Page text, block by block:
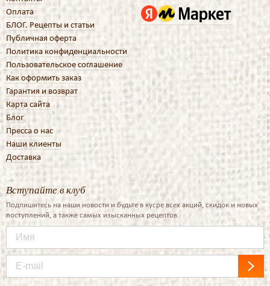
Оплата
БЛОГ. Рецепты и статьи
Публичная оферта
Политика конфиденциальности
Пользовательское соглашение
Как оформить заказ
Гарантия и возврат
Карта сайта
Блог
Пресса о нас
Наши клиенты
Доставка
Вступайте в клуб
Подпишитесь на наши новости и будьте в кусре всех акций, скидок и новых
поступлений, а также самых изысканных рецептов.